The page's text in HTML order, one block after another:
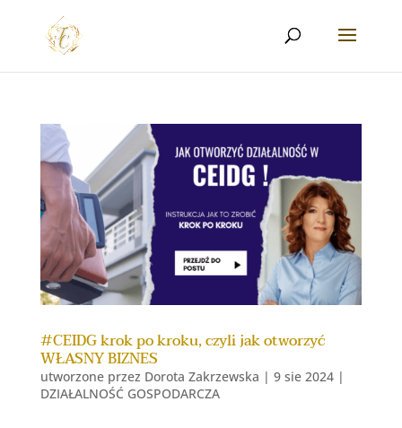
#CEIDG krok po kroku, czyli jak otworzyć
WŁASNY BIZNES
utworzone przez Dorota Zakrzewska | 9 sie 2024|
DZIAŁALNOŚĆ GOSPODARCZA